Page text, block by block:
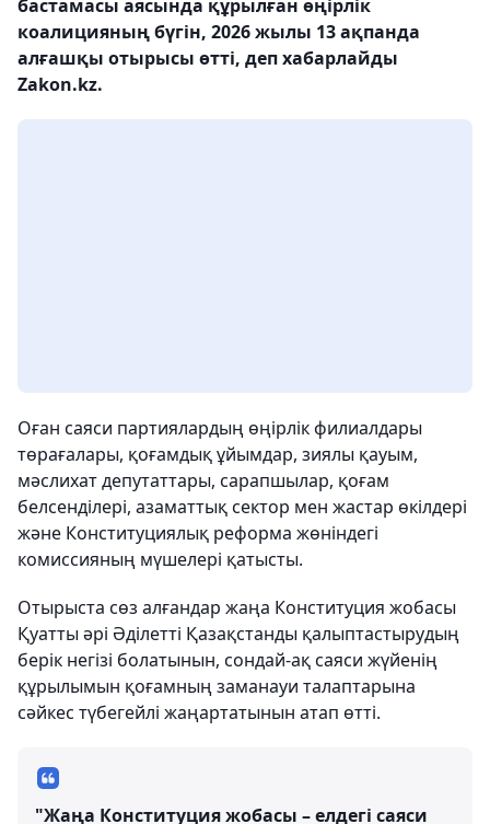
бастамасы аясында құрылған өңірлік
коалицияның бүгін, 2026 жылы 13 ақпанда
алғашқы отырысы өтті, деп хабарлайды
Zakon.kz.
Оған саяси партиялардың өңірлік филиалдары
төрағалары, қоғамдық ұйымдар, зиялы қауым,
мәслихат депутаттары, сарапшылар, қоғам
белсенділері, азаматтық сектор мен жастар өкілдері
және Конституциялық реформа жөніндегі
комиссияның мүшелері қатысты.
Отырыста сөз алғандар жаңа Конституция жобасы
Қуатты әрі Әділетті Қазақстанды қалыптастырудың
берік негізі болатынын, сондай-ақ саяси жүйенің
құрылымын қоғамның заманауи талаптарына
сәйкес түбегейлі жаңартатынын атап өтті.
"Жаңа Конституция жобасы – елдегі саяси